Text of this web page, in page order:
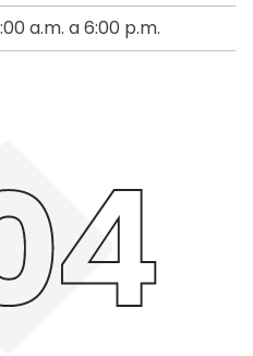
a.m. a 6:00 p.m.